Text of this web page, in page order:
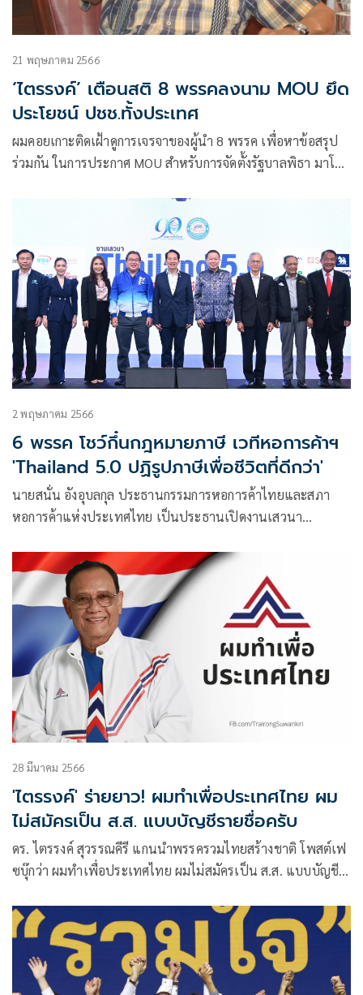
21 พฤษภาคม 2566
‘ไตรรงค์’ เตือนสติ 8 พรรคลงนาม MOU ยึด
ประโยชน์ ปชช.ทั้งประเทศ
ผมคอยเกาะติดเฝ้าดูการเจรจาของผู้นำ 8 พรรค เพื่อหาข้อสรุป
ร่วมกัน ในการประกาศ MOU สำหรับการจัดตั้งรัฐบาลพิธา มาโดย
2 พฤษภาคม 2566
6 พรรค โชว์กึ๋นกฎหมายภาษี เวทีหอการค้าฯ
'Thailand 5.0 ปฏิรูปภาษีเพื่อชีวิตที่ดีกว่า'
นายสนั่น อังอุบลกุล ประธานกรรมการหอการค้าไทยและสภา
หอการค้าแห่งประเทศไทย เป็นประธานเปิดงานเสวนา
28 มีนาคม 2566
'ไตรรงค์' ร่ายยาว! ผมทำเพื่อประเทศไทย ผม
ไม่สมัครเป็น ส.ส. แบบบัญชีรายชื่อครับ
ดร. ไตรรงค์ สุวรรณคีรี แกนนำพรรครวมไทยสร้างชาติ โพสต์เฟ
ซบุ๊กว่า ผมทำเพื่อประเทศไทย ผมไม่สมัครเป็น ส.ส. แบบบัญชี